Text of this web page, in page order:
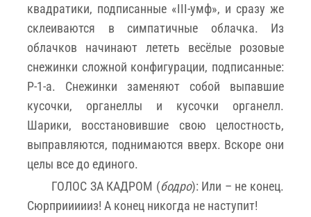
квадратики, подписанные «III-умф», и сразу же
склеиваются в симпатичные облачка. Из
облачков начинают лететь весёлые розовые
снежинки сложной конфигурации, подписанные:
Р-1-а. Снежинки заменяют собой выпавшие
кусочки, органеллы и кусочки органелл.
Шарики, восстановившие свою целостность,
выправляются, поднимаются вверх. Вскоре они
целы все до единого.
ГОЛОС ЗА КАДРОМ (бодро): Или – не конец.
Сюрприииииз! А конец никогда не наступит!